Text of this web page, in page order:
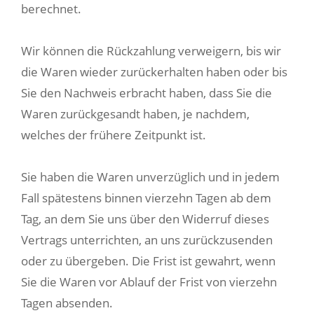
berechnet.
Wir können die Rückzahlung verweigern, bis wir
die Waren wieder zurückerhalten haben oder bis
Sie den Nachweis erbracht haben, dass Sie die
Waren zurückgesandt haben, je nachdem,
welches der frühere Zeitpunkt ist.
Sie haben die Waren unverzüglich und in jedem
Fall spätestens binnen vierzehn Tagen ab dem
Tag, an dem Sie uns über den Widerruf dieses
Vertrags unterrichten, an uns zurückzusenden
oder zu übergeben. Die Frist ist gewahrt, wenn
Sie die Waren vor Ablauf der Frist von vierzehn
Tagen absenden.